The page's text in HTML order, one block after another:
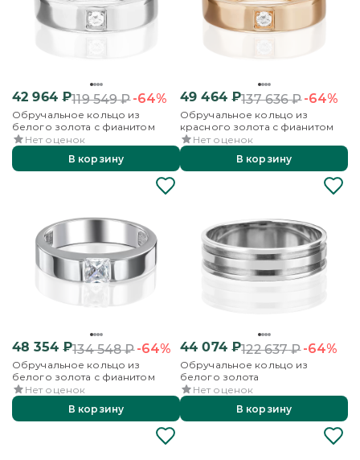
42 964₽119 549₽-64%
Обручальное кольцо из
белого золота с фианитом
Нет оценок
В корзину
49 464₽137 636₽-64%
Обручальное кольцо из
красного золота с фианитом
Нет оценок
В корзину
48 354₽134 548₽-64%
Обручальное кольцо из
белого золота с фианитом
Нет оценок
В корзину
44 074₽122 637₽-64%
Обручальное кольцо из
белого золота
Нет оценок
В корзину